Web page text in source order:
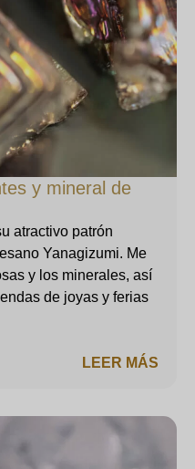
y mineral de
atractivo patrón
Yanagizumi. Me
y los minerales, así
de joyas y ferias
LEER MÁS